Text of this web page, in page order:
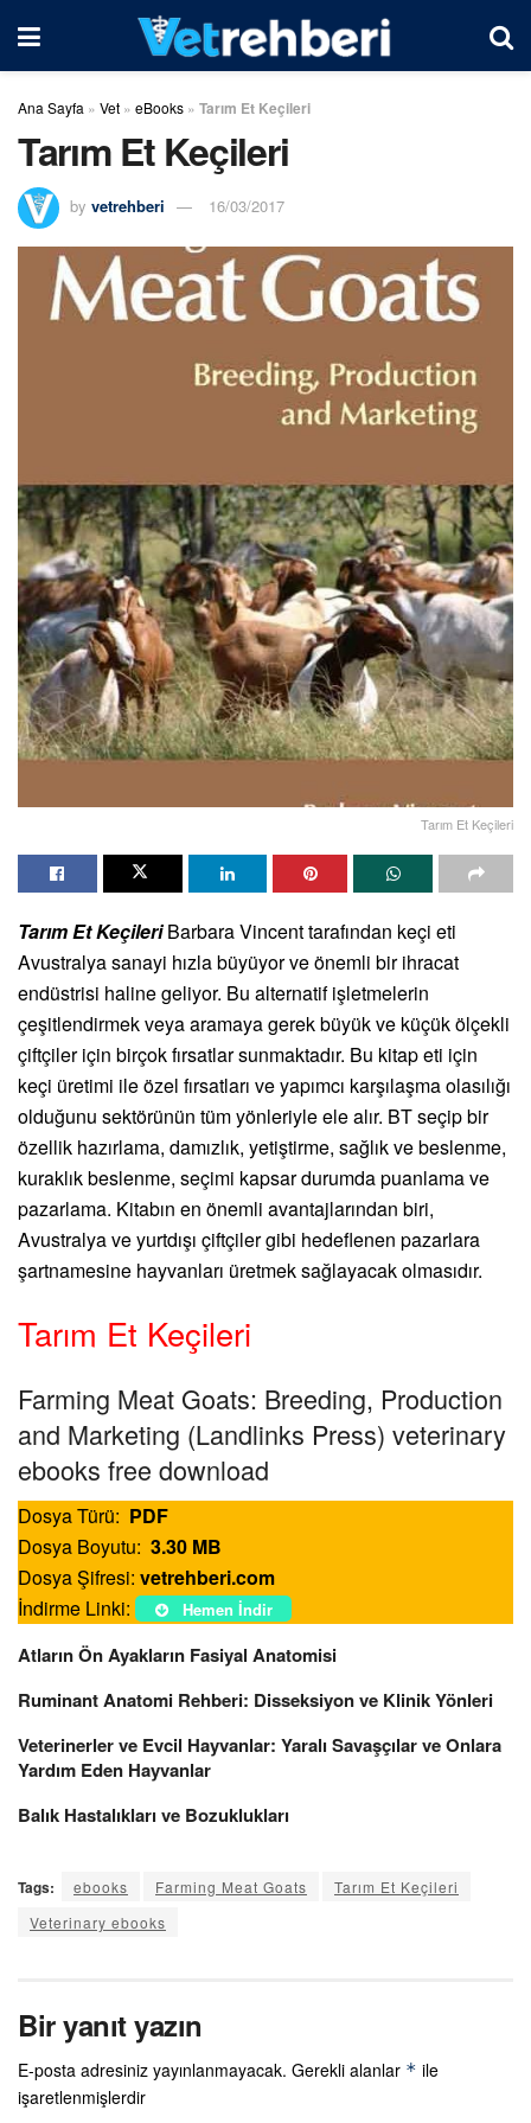
Ana Sayfa » Vet » eBooks » Tarım Et Keçileri
Tarım Et Keçileri
by vetrehberi 16/03/2017
Tarım Et Keçileri
Tarım Et KeçileriBarbara Vincent tarafından keçi eti
Avustralya sanayi hızla büyüyor ve önemli bir ihracat
endüstrisi haline geliyor. Bu alternatif işletmelerin
çeşitlendirmek veya aramaya gerek büyük ve küçük ölçekli
çiftçiler için birçok fırsatlar sunmaktadır. Bu kitap eti için
keçi üretimi ile özel fırsatları ve yapımcı karşılaşma olasılığı
olduğunu sektörünün tüm yönleriyle ele alır. BT seçip bir
özellik hazırlama, damızlık, yetiştirme, sağlık ve beslenme,
kuraklık beslenme, seçimi kapsar durumda puanlama ve
pazarlama. Kitabın en önemli avantajlarından biri,
Avustralya ve yurtdışı çiftçiler gibi hedeflenen pazarlara
şartnamesine hayvanları üretmek sağlayacak olmasıdır.
Tarım Et Keçileri
Farming Meat Goats: Breeding, Production
and Marketing (Landlinks Press) veterinary
ebooks free download
Dosya Türü: PDF
Dosya Boyutu: 3.30 MB
Dosya Şifresi: vetrehberi.com
İndirme Linki:
Hemen İndir
Atların Ön Ayakların Fasiyal Anatomisi
Ruminant Anatomi Rehberi: Disseksiyon ve Klinik Yönleri
Veterinerler ve Evcil Hayvanlar: Yaralı Savaşçılar ve Onlara
Yardım Eden Hayvanlar
Balık Hastalıkları ve Bozuklukları
Tags: ebooks Farming Meat Goats
Tarım Et Keçileri
Veterinary ebooks
Bir yanıt yazın
E-posta adresiniz yayınlanmayacak. Gerekli alanlar * ile
işaretlenmişlerdir